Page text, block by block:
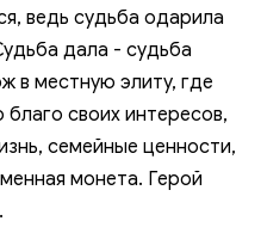
ведь судьба одарила
дала - судьба
в местную элиту, где
своих интересов,
семейные ценности,
монета. Герой